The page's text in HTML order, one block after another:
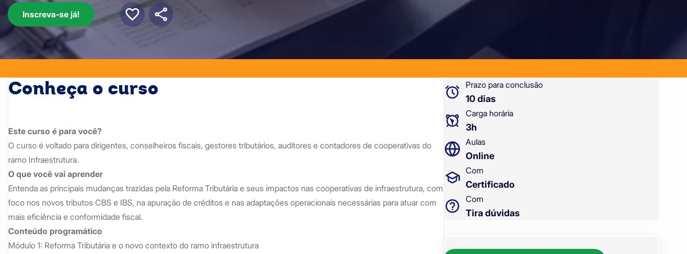
Inscreva-se já!
Conheça o curso
Este curso é para você?
O curso é voltado para dirigentes, conselheiros fiscais, gestores tributários, auditores e contadores de cooperativas do
ramo Infraestrutura.
O que você vai aprender
Entenda as principais mudanças trazidas pela Reforma Tributária e seus impactos nas cooperativas de infraestrutura, com
foco nos novos tributos CBS e IBS, na apuração de créditos e nas adaptações operacionais necessárias para atuar com
mais eficiência e conformidade fiscal.
Conteúdo programático
Módulo 1: Reforma Tributária e o novo contexto do ramo infraestrutura
Prazo para conclusão
10 dias
Carga horária
3h
Aulas
Online
Com
Certificado
Com
Tira dúvidas